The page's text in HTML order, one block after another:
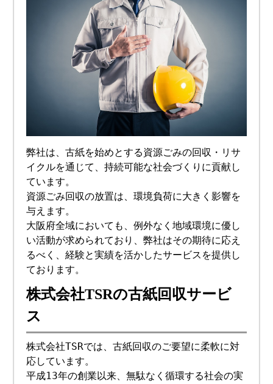
弊社は、古紙を始めとする資源ごみの回収・リサ
イクルを通じて、持続可能な社会づくりに貢献し
ています。
資源ごみ回収の放置は、環境負荷に大きく影響を
与えます。
大阪府全域においても、例外なく地域環境に優し
い活動が求められており、弊社はその期待に応え
るべく、経験と実績を活かしたサービスを提供し
ております。
株式会社TSRの古紙回収サービ
ス
株式会社TSRでは、古紙回収のご要望に柔軟に対
応しています。
平成13年の創業以来、無駄なく循環する社会の実